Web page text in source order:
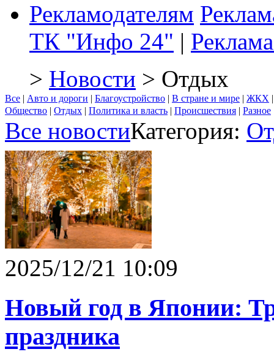
Рекламодателям
ТК "Инфо 24" |
> Новости > Отдых
Все | Авто и дороги | Благоустройство | В стране и мире | ЖКХ
Общество | Отдых | Политика и власть | Происшествия | Разное
Все новостиКатегория:
2025/12/21 10:09
Новый год в Японии:
праздника